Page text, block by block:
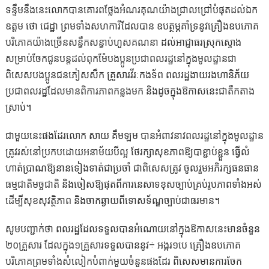
ទន្ទឹមនឹងនេះលោកបានគោរពថ្លែងអំណរគុណយ៉ាងជ្រាលជ្រៅបំផុតដល់ឯក
ឧត្តម ថោ ជេដ្ឋា ព្រមទាំងសហការីដែលបាន ឧបត្ថម្ភគាំទ្រនូវគ្រឿងឧបភោគ
បរិភោគយ៉ាងច្រើនសន្ធឹកសន្ធាប់ហួសគណនា ដល់អាជ្ញាធរស្រុកស្ទោង
សម្រាប់ចែកជូនបន្តដល់ពុកម៉ែបងប្អូនប្រជាពលរដ្ឋនៅក្នុងមូលដ្ឋានជា
ពិសេសបងប្អូនជនភៀសសឹក គ្រួសារវីរៈកងទ័ព ពលរដ្ឋងាយរងហានិភ័យ
ប្រជាពលរដ្ឋដែលមានពិការភាពកន្លងមក និងដូចក្នុងឱកាសនេះជាតឹកតាង
ស្រាប់។
ជាមួយនេះផងដែរលោក សាយ គឹមឡម បានអំពាវនាវពលរដ្ឋនៅក្នុងមូលដ្ឋាន
ត្រូវរស់នៅប្រកបដោយអនាម័យបីល្អ ថែរក្សាសុខភាពឱ្យបាខ្ជាប់ខ្ជួន ធ្វើលំ
ហាត់ប្រាណឱ្យនានទៀងទាត់ជាប្រចាំ ជាពិសេសត្រូវ ចូលរួមអភិរក្សធនធាន
ធម្មជាតិមច្ឆជាតិ និងចៀសឱ្យផុតពីការនេសាទខុសច្បាប់គ្រប់រូបភាពទាំងអស់
ដើម្បីសុខសុវត្ថិភាព និងចាកឆ្ងាយពីទោសទ័ណ្ឌច្បាប់ជាធរមាន។
សូមបញ្ជាក់ថា ពលរដ្ឋដែលទទួលបានអំណោយនៅក្នុងឱកាសនេះមានចំនួន
២០គ្រួសារ ដែលក្នុង១គ្រួសារទទួលបាននូវ÷ អង្ករ១បេ គ្រឿងឧបភោគ
បរិភោគព្រមទាំងសំលៀកបំពាក់មួយចំនួនផងដែរ ពិសេសមានការចែក